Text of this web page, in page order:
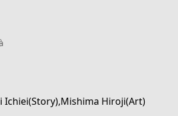
Ichiei(Story),Mishima Hiroji(Art)